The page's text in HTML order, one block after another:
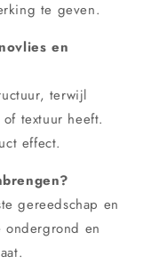
te geven.
en
terwijl
textuur heeft.
effect.
gereedschap en
en